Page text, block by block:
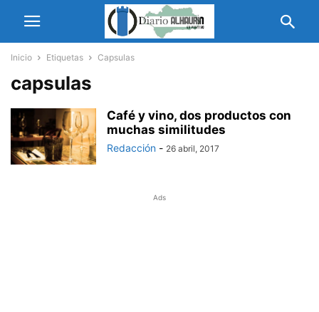
Inicio Etiquetas Capsulas
capsulas
Café y vino, dos productos con
muchas similitudes
Redacción - 26 abril, 2017
Ads